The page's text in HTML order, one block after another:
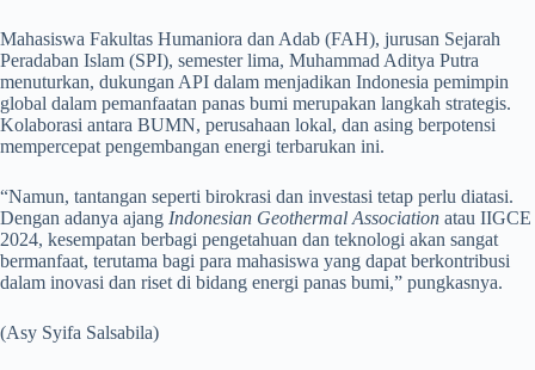
Mahasiswa Fakultas Humaniora dan Adab (FAH), jurusan Sejarah
Peradaban Islam (SPI), semester lima, Muhammad Aditya Putra
menuturkan, dukungan API dalam menjadikan Indonesia pemimpin
global dalam pemanfaatan panas bumi merupakan langkah strategis.
Kolaborasi antara BUMN, perusahaan lokal, dan asing berpotensi
mempercepat pengembangan energi terbarukan ini.
“Namun, tantangan seperti birokrasi dan investasi tetap perlu diatasi.
Dengan adanya ajang Indonesian Geothermal Association atau IIGCE
2024, kesempatan berbagi pengetahuan dan teknologi akan sangat
bermanfaat, terutama bagi para mahasiswa yang dapat berkontribusi
dalam inovasi dan riset di bidang energi panas bumi,” pungkasnya.
(Asy Syifa Salsabila)